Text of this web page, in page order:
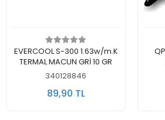
Sepete Ekle
EVERCOOL S-300 1.63w/m.K
TERMAL MACUN GRİ 10 GR
340128846
89,90 TL